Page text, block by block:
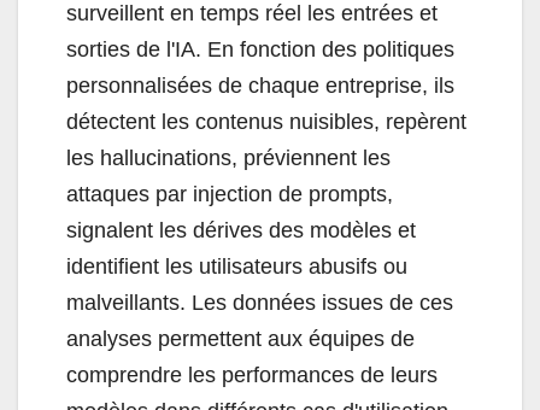
surveillent en temps réel les entrées et
sorties de l'IA. En fonction des politiques
personnalisées de chaque entreprise, ils
détectent les contenus nuisibles, repèrent
les hallucinations, préviennent les
attaques par injection de prompts,
signalent les dérives des modèles et
identifient les utilisateurs abusifs ou
malveillants. Les données issues de ces
analyses permettent aux équipes de
comprendre les performances de leurs